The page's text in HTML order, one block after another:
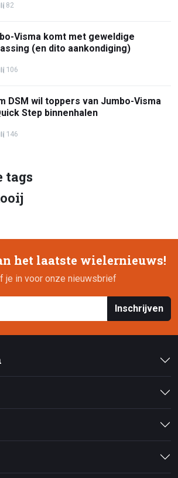
82
Visma komt met geweldige
(en dito aankondiging)
106
DSM wil toppers van Jumbo-Visma
Step binnenhalen
146
tags
het laatste wielernieuws!
je in voor onze nieuwsbrief
Inschrijven